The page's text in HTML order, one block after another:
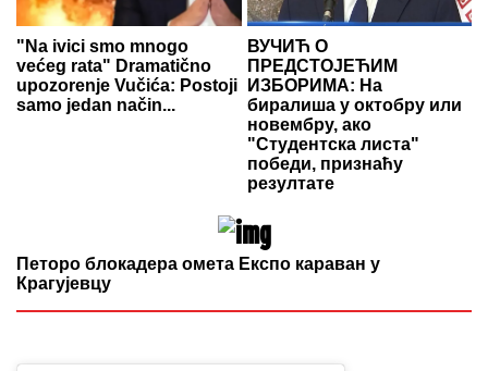
"Na ivici smo mnogo
većeg rata" Dramatično
upozorenje Vučića: Postoji
samo jedan način...
ВУЧИЋ О
ПРЕДСТОЈЕЋИМ
ИЗБОРИМА: На
биралиша у октобру или
новембру, ако
"Студентска листа"
победи, признаћу
резултате
Петоро блокадера омета Експо караван у
Крагујевцу